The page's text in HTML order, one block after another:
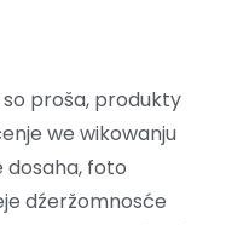
proša, produkty
we wikowanju
dosaha, foto
dźeržomnosće